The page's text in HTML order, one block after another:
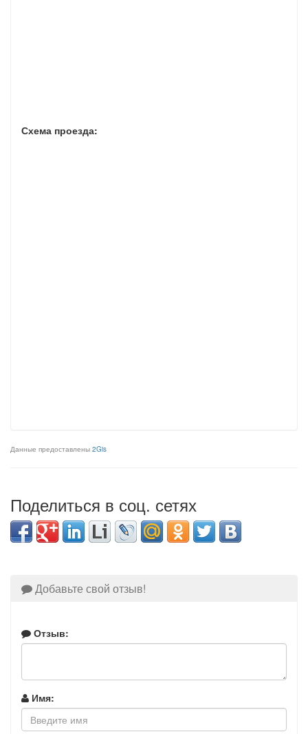
Схема проезда:
Данные предоставлены 2Gis
Поделиться в соц. сетях
Добавьте свой отзыв!
Отзыв:
Имя: